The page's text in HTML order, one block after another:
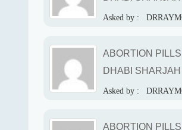
Asked by :
ABORTION
DHABI SHARJAH
Asked by :
ABORTION